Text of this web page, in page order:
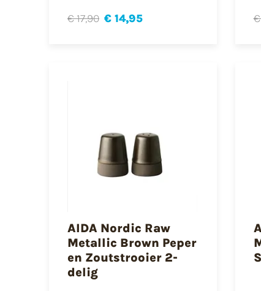
€ 17,90 € 14,95
AIDA Nordic Raw
Metallic Brown Peper
en Zoutstrooier 2-
delig